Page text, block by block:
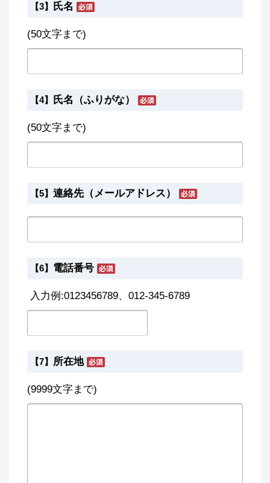
【3】 氏名
(50文字まで)
【4】 氏名（ふりがな）
(50文字まで)
【5】 連絡先（メールアドレス）
【6】 電話番号
入力例:0123456789、012-345-6789
【7】 所在地
(9999文字まで)